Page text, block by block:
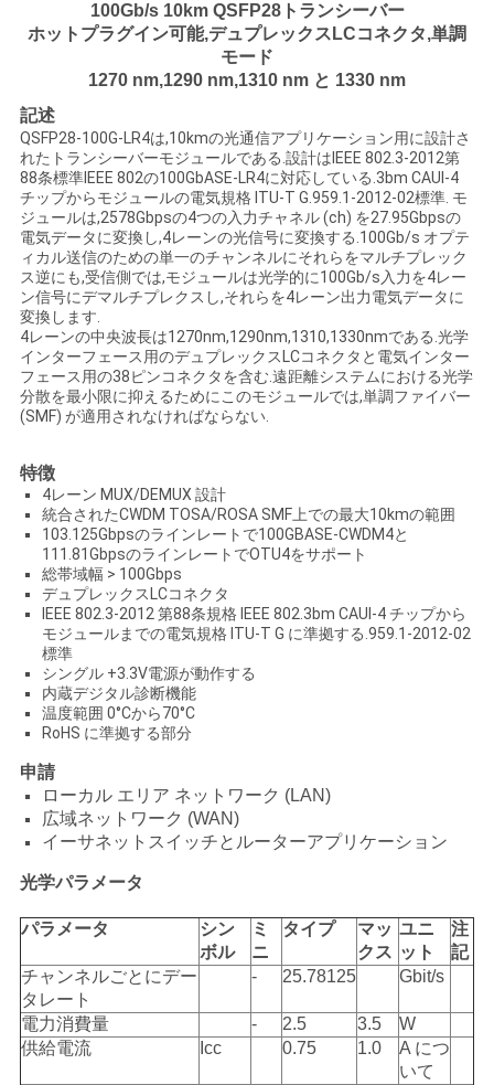
な
い
ニ
ュ
ー
ス
引
用
を
求
な
さ
い
地
図
プ
ラ
イ
100Gb/s 10km QSFP28トランシーバー
ホットプラグイン可能,デュプレックスLCコネクタ,単調
モード
1270 nm,1290 nm,1310 nm と 1330 nm
記述
QSFP28-100G-LR4は,10kmの光通信アプリケーション用に設計さ
れたトランシーバーモジュールである.設計はIEEE 802.3-2012第
88条標準IEEE 802の100GbASE-LR4に対応している.3bm CAUI-4
チップからモジュールの電気規格 ITU-T G.959.1-2012-02標準. モ
ジュールは,2578Gbpsの4つの入力チャネル (ch) を27.95Gbpsの
電気データに変換し,4レーンの光信号に変換する.100Gb/s オプテ
ィカル送信のための単一のチャンネルにそれらをマルチプレック
ス逆にも,受信側では,モジュールは光学的に100Gb/s入力を4レー
ン信号にデマルチプレクスし,それらを4レーン出力電気データに
変換します.
4レーンの中央波長は1270nm,1290nm,1310,1330nmである.光学
インターフェース用のデュプレックスLCコネクタと電気インター
フェース用の38ピンコネクタを含む.遠距離システムにおける光学
分散を最小限に抑えるためにこのモジュールでは,単調ファイバー
(SMF) が適用されなければならない.
特徴
4レーン MUX/DEMUX 設計
統合されたCWDM TOSA/ROSA SMF上での最大10kmの範囲
103.125Gbpsのラインレートで100GBASE-CWDM4と
111.81GbpsのラインレートでOTU4をサポート
総帯域幅 > 100Gbps
デュプレックスLCコネクタ
IEEE 802.3-2012 第88条規格 IEEE 802.3bm CAUI-4 チップから
モジュールまでの電気規格 ITU-T G に準拠する.959.1-2012-02
標準
シングル +3.3V電源が動作する
内蔵デジタル診断機能
温度範囲 0°Cから70°C
RoHS に準拠する部分
申請
ローカル エリア ネットワーク (LAN)
広域ネットワーク (WAN)
イーサネットスイッチとルーターアプリケーション
光学パラメータ
パラメータ
シン
ボル
ミ
ニ
タイプ
マッ
クス
ユニ
ット
注
記
チャンネルごとにデー
タレート
- 25.78125 Gbit/s
電力消費量 - 2.5 3.5
W
供給電流
Icc 0.75 1.0
A につ
いて